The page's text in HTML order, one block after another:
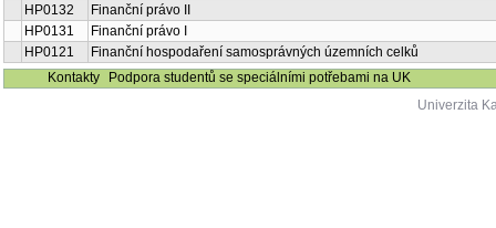
HP0301
Pojišťovací právo
HP0191
Konfesní právo
letní
HP0132
Finanční právo II
oba
HP0131
Finanční právo I
zimní
zimní